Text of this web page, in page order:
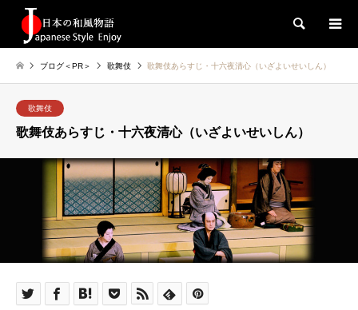
検索
ブログ＜PR＞ 歌舞伎 歌舞伎あらすじ・十六夜清心（いざよいせいしん）
歌舞伎
歌舞伎あらすじ・十六夜清心（いざよいせいしん）